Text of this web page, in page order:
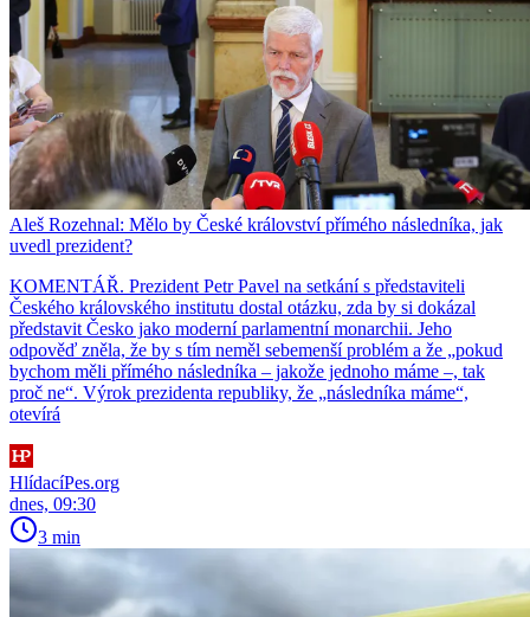
Aleš Rozehnal: Mělo by České království přímého následníka, jak
uvedl prezident?
KOMENTÁŘ. Prezident Petr Pavel na setkání s představiteli
Českého královského institutu dostal otázku, zda by si dokázal
představit Česko jako moderní parlamentní monarchii. Jeho
odpověď zněla, že by s tím neměl sebemenší problém a že „pokud
bychom měli přímého následníka – jakože jednoho máme –, tak
proč ne“. Výrok prezidenta republiky, že „následníka máme“,
otevírá
HlídacíPes.org
dnes, 09:30
3 min